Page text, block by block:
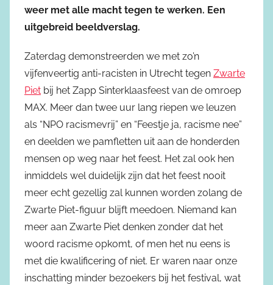
weer met alle macht tegen te werken. Een
uitgebreid beeldverslag.
Zaterdag demonstreerden we met zo’n
vijfenveertig anti-racisten in Utrecht tegen Zwarte
Piet bij het Zapp Sinterklaasfeest van de omroep
MAX. Meer dan twee uur lang riepen we leuzen
als “NPO racismevrij” en “Feestje ja, racisme nee”
en deelden we pamfletten uit aan de honderden
mensen op weg naar het feest. Het zal ook hen
inmiddels wel duidelijk zijn dat het feest nooit
meer echt gezellig zal kunnen worden zolang de
Zwarte Piet-figuur blijft meedoen. Niemand kan
meer aan Zwarte Piet denken zonder dat het
woord racisme opkomt, of men het nu eens is
met die kwalificering of niet. Er waren naar onze
inschatting minder bezoekers bij het festival, wat